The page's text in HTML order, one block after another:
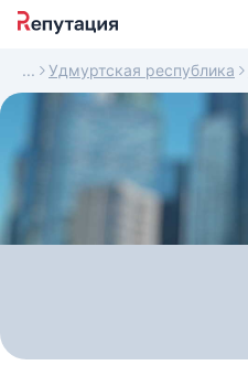
Удмуртская республика